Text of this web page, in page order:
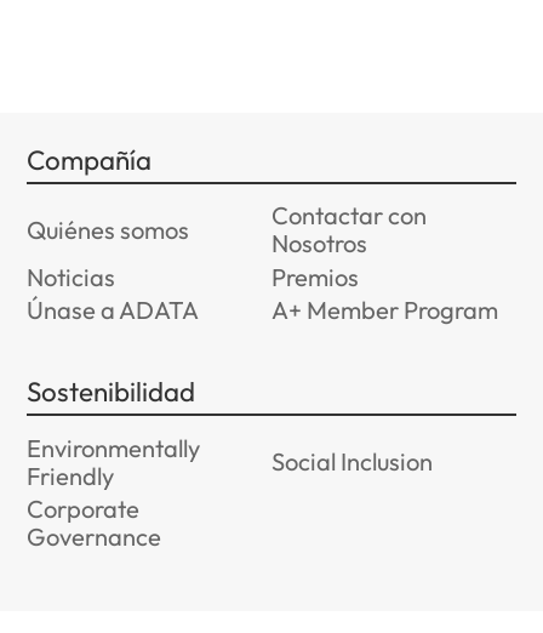
Compañía
Quiénes somos
Contactar con
Nosotros
Noticias
Premios
Únase a ADATA
A+ Member Program
Sostenibilidad
Environmentally
Friendly
Social Inclusion
Corporate
Governance